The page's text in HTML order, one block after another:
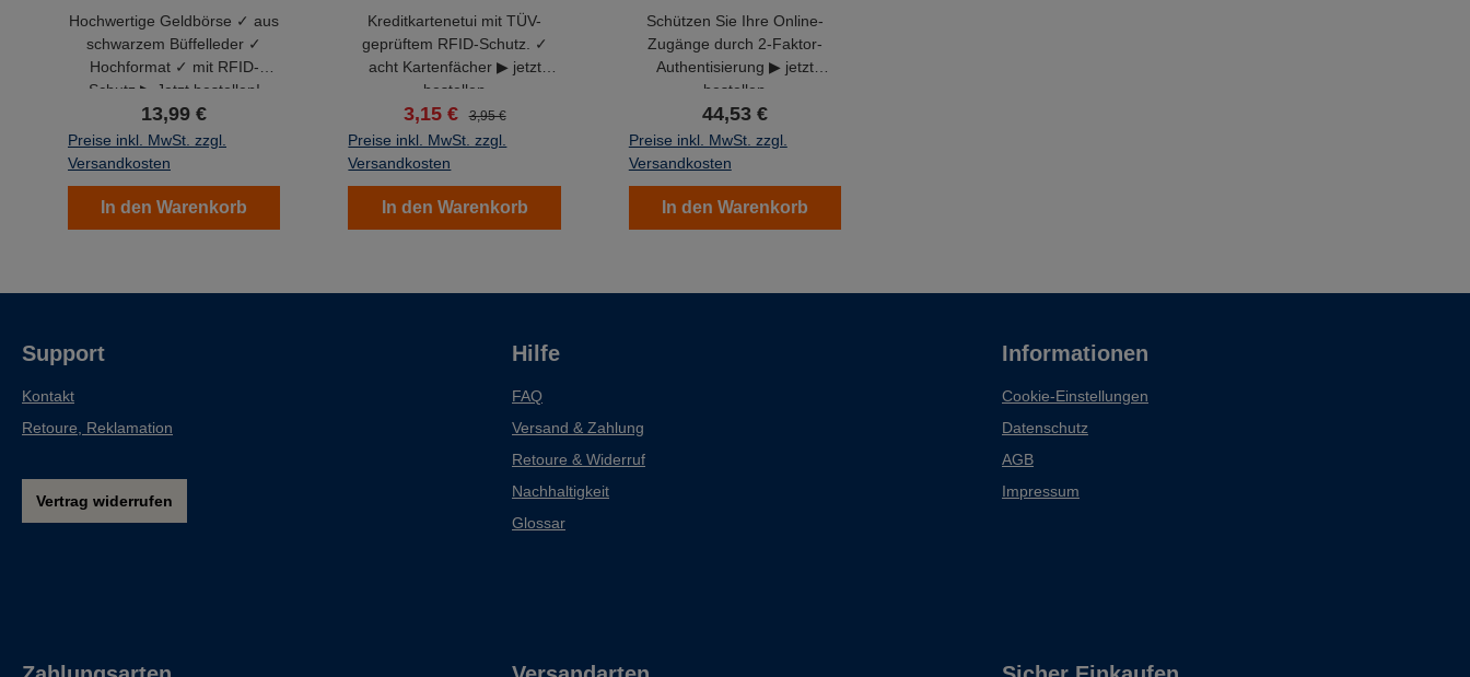
Hochwertige Geldbörse ✓ aus
schwarzem Büffelleder ✓
Hochformat ✓ mit RFID-
Schutz ▶ Jetzt bestellen!
13,99 €
Preise inkl. MwSt. zzgl.
Versandkosten
In den Warenkorb
Kreditkartenetui mit TÜV-
geprüftem RFID-Schutz. ✓
acht Kartenfächer ▶ jetzt
bestellen
3,15 € 3,95 €
Preise inkl. MwSt. zzgl.
Versandkosten
In den Warenkorb
Schützen Sie Ihre Online-
Zugänge durch 2-Faktor-
Authentisierung ▶ jetzt
bestellen
44,53 €
Preise inkl. MwSt. zzgl.
Versandkosten
In den Warenkorb
Support
Kontakt
Retoure, Reklamation
Vertrag widerrufen
Hilfe
FAQ
Versand & Zahlung
Retoure & Widerruf
Nachhaltigkeit
Glossar
Informationen
Cookie-Einstellungen
Datenschutz
AGB
Impressum